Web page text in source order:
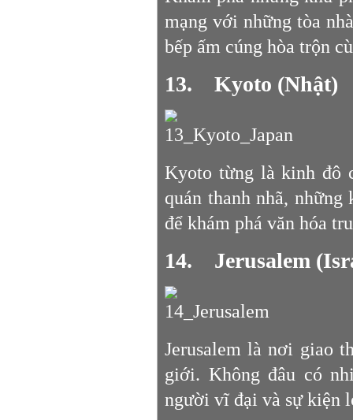
mạng với những tòa
bếp ấm cúng hòa trộn
13. Kyoto (Nhật)
Kyoto từng là kinh đô
quán thanh nhã,
để khám phá văn hóa
14. Jerusalem
Jerusalem là nơi giao
giới. Không đâu có
người vĩ đại và sự kiện